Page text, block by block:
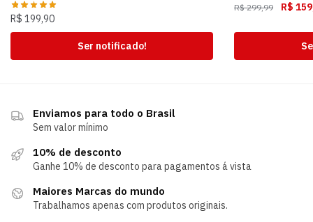
R$ 199,90
Ser notificado!
R$299,99 R$
Enviamos para todo o Brasil
Sem valor mínimo
10% de desconto
Ganhe 10% de desconto para pagamentos á vista
Maiores Marcas do mundo
Trabalhamos apenas com produtos originais.